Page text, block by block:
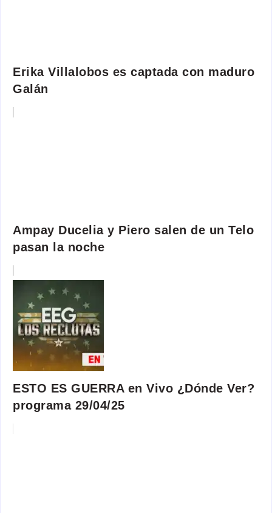
Erika Villalobos es captada con maduro
Galán
Ampay Ducelia y Piero salen de un Telo
pasan la noche
ESTO ES GUERRA en Vivo ¿Dónde Ver?
programa 29/04/25